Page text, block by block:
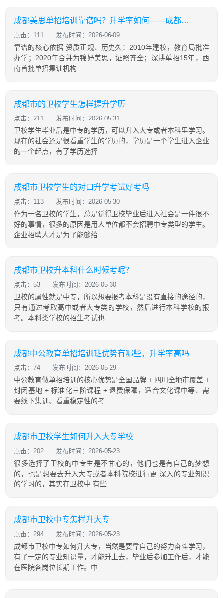
成都美思单招培训靠谱吗？升学率如何——成都锦妤美思学校
点击：111 发布时间：2026-06-09
靠谱的核心依据 资质正规、历史久：2010年建校，教育局批准
办学；2020年合并为锦妤美思，证照齐全；深耕单招15年，西
南首批单招集训机构
成都市的卫校学生怎样提升学历
点击：211 发布时间：2026-05-31
卫校学生毕业后是中专的学历，可以升入大专或者本科里学习。
现在的社会还是很看重学生的学历的，学历是一个学生进入企业
的一个起点，有了学历选择
成都市卫校学生的对口升学考试好考吗
点击：113 发布时间：2026-05-30
作为一名卫校的学生，总是觉得卫校毕业后进入社会是一件很不
好的事情，很多的原因是用人单位都不会招聘中专类型的学生。
企业招聘人才是为了能够给
成都市卫校升本科什么时候考呢？
点击：53 发布时间：2026-05-30
卫校的属性就是中专，所以想要报考本科是没有直接的途径的，
只有通过考取高中或者大专类的学校，然后进行本科学校的报
考。本科类学校的招生考试也
成都中公教育单招培训班优势有哪些，升学率高吗
点击：74 发布时间：2026-05-29
中公教育做单招培训的核心优势是全国品牌 + 四川全地市覆盖 +
封闭基地 + 标准化三阶课程 + 退费保障，适合文化课中等、需
要线下集训、看重稳定性的考
成都市卫校学生如何升入大专学校
点击：202 发布时间：2026-05-23
很多选择了卫校的中专生是不甘心的，他们也是有自己的梦想
的，也是想要去升入大专或者本科院校进行更 深入的专业知识
的学习的，其实在卫校中 有些
成都市卫校中专怎样升大专
点击：294 发布时间：2026-05-23
成都市卫校中专如何升大专，当然是要靠自己的努力奋斗学习，
有了一定的专业知识量，才能升上去，毕业后参加工作后，才能
在医院各岗位长期工作。中